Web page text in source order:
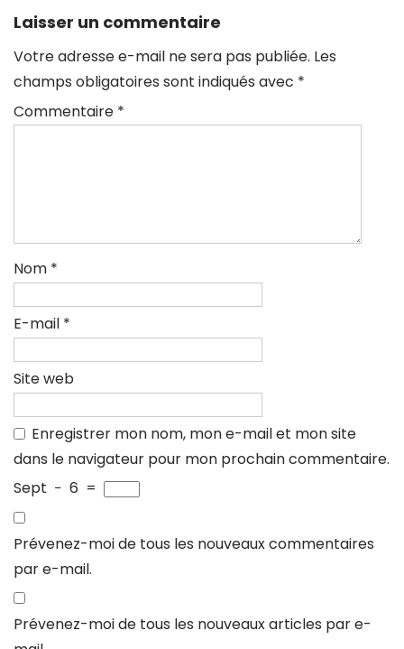
Laisser un commentaire
Votre adresse e-mail ne sera pas publiée. Les
champs obligatoires sont indiqués avec *
Commentaire *
Nom *
E-mail *
Site web
Enregistrer mon nom, mon e-mail et mon site
dans le navigateur pour mon prochain commentaire.
Sept − 6 =
Prévenez-moi de tous les nouveaux commentaires
par e-mail.
Prévenez-moi de tous les nouveaux articles par e-